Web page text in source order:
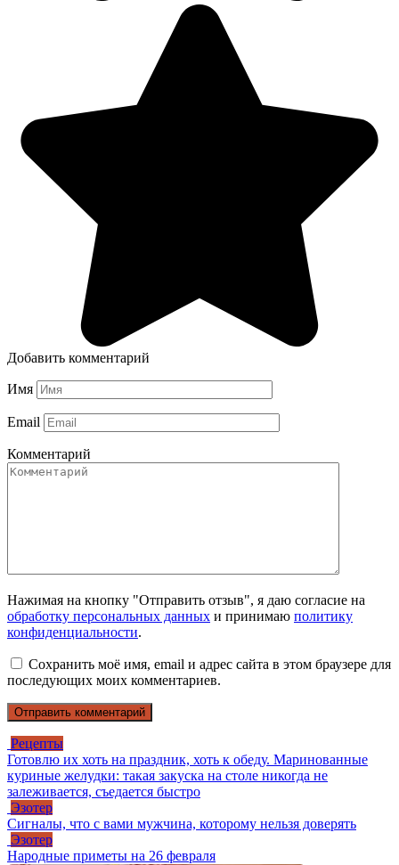
Добавить комментарий
Имя
Email
Комментарий
Нажимая на кнопку "Отправить отзыв", я даю согласие на
обработку персональных данных и принимаю политику
конфиденциальности.
Сохранить моё имя, email и адрес сайта в этом браузере для
последующих моих комментариев.
Рецепты
Готовлю их хоть на праздник, хоть к обеду. Маринованные
куриные желудки: такая закуска на столе никогда не
залеживается, съедается быстро
Эзотер
Сигналы, что с вами мужчина, которому нельзя доверять
Эзотер
Народные приметы на 26 февраля